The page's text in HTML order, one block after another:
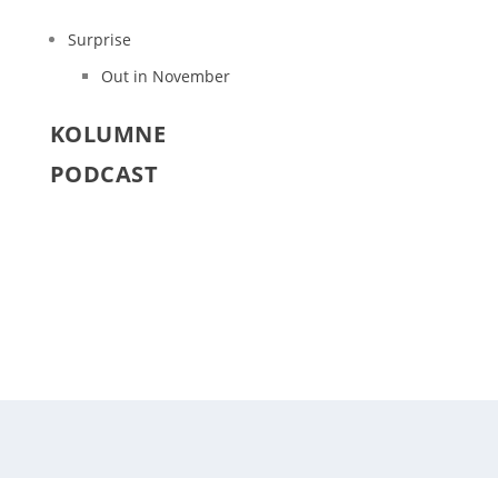
Surprise
Out in November
KOLUMNE
PODCAST